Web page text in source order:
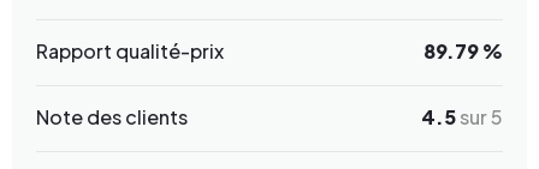
Rapport qualité-prix 89.79 %
Note des clients 4.5sur 5